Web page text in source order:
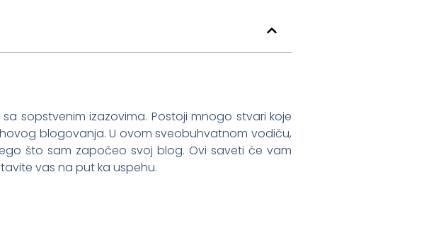
sopstvenim izazovima. Postoji mnogo stvari koje
blogovanja. U ovom sveobuhvatnom vodiču,
što sam započeo svoj blog. Ovi saveti će vam
vas na put ka uspehu.